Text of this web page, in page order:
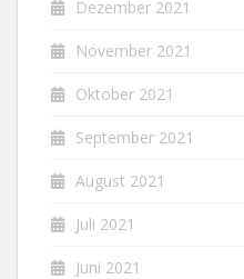
Dezember 2021
November 2021
Oktober 2021
September 2021
August 2021
Juli 2021
Juni 2021